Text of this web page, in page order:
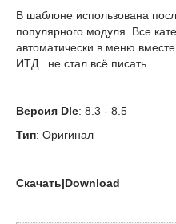
В шаблоне использована
популярного модуля. Все
автоматически в меню
ИТД . не стал всё писать ....
Версия Dle: 8.3 - 8.5
Тип: Оригинал
Скачать|Download